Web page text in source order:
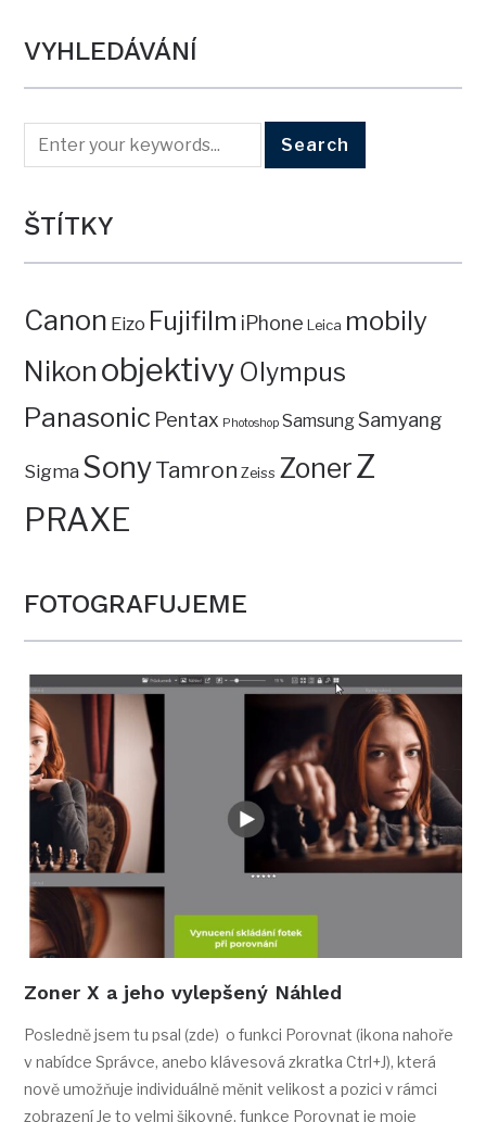
VYHLEDÁVÁNÍ
ŠTÍTKY
Canon Eizo Fujifilm iPhone Leica mobily
Nikon objektivy Olympus
Panasonic Pentax Photoshop SamsungSamyang
Sigma SonyTamron Zeiss ZonerZ
PRAXE
FOTOGRAFUJEME
Zoner X a jeho vylepšený Náhled
Posledně jsem tu psal (zde) o funkci Porovnat (ikona nahoře
v nabídce Správce, anebo klávesová zkratka Ctrl+J), která
nově umožňuje individuálně měnit velikost a pozici v rámci
zobrazení Je to velmi šikovné, funkce Porovnat je moje